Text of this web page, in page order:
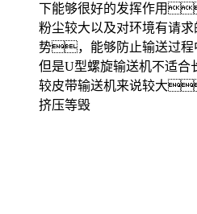
下能够很好的发挥作用
粉尘较大以及对环境有请
势，能够防止输送过
但是U型螺旋输送机不适
较皮带输送机来说较大
挤压等毁